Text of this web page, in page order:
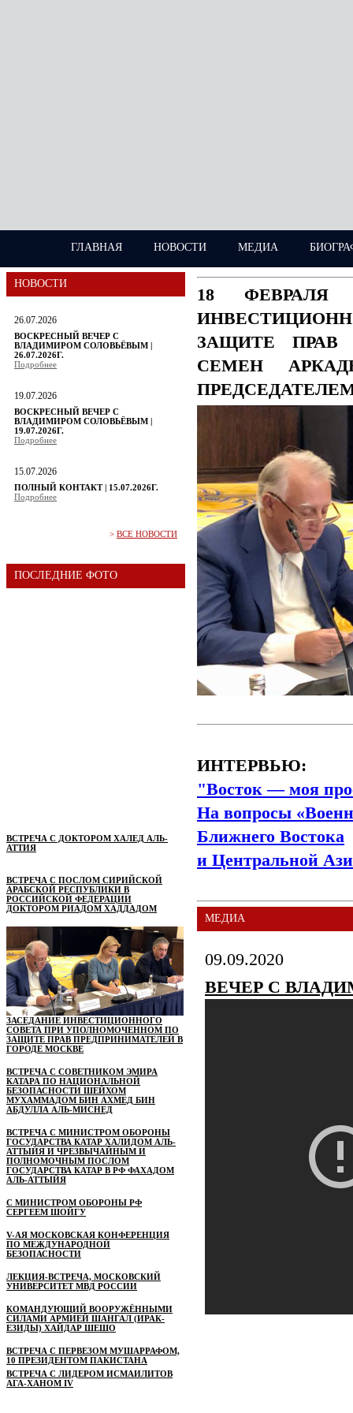
ГЛАВНАЯ НОВОСТИ МЕДИА
НОВОСТИ
26.07.2026
ВОСКРЕСНЫЙ ВЕЧЕР С
ВЛАДИМИРОМ СОЛОВЬЁВЫМ |
26.07.2026Г.
Подробнее
19.07.2026
ВОСКРЕСНЫЙ ВЕЧЕР С
ВЛАДИМИРОМ СОЛОВЬЁВЫМ |
19.07.2026Г.
Подробнее
15.07.2026
ПОЛНЫЙ КОНТАКТ | 15.07.2026Г.
Подробнее
> ВСЕ НОВОСТИ
ПОСЛЕДНИЕ ФОТО
ВСТРЕЧА С ДОКТОРОМ ХАЛЕД АЛЬ-
АТТИЯ
ВСТРЕЧА С ПОСЛОМ СИРИЙСКОЙ
АРАБСКОЙ РЕСПУБЛИКИ В
РОССИЙСКОЙ ФЕДЕРАЦИИ
ДОКТОРОМ РИАДОМ ХАДДАДОМ
ЗАСЕДАНИЕ ИНВЕСТИЦИОННОГО
СОВЕТА ПРИ УПОЛНОМОЧЕННОМ ПО
ЗАЩИТЕ ПРАВ ПРЕДПРИНИМАТЕЛЕЙ В
ГОРОДЕ МОСКВЕ
ВСТРЕЧА С СОВЕТНИКОМ ЭМИРА
КАТАРА ПО НАЦИОНАЛЬНОЙ
БЕЗОПАСНОСТИ ШЕЙХОМ
МУХАММАДОМ БИН АХМЕД БИН
АБДУЛЛА АЛЬ-МИСНЕД
ВСТРЕЧА С МИНИСТРОМ ОБОРОНЫ
ГОСУДАРСТВА КАТАР ХАЛИДОМ АЛЬ-
АТТЫЙЯ И ЧРЕЗВЫЧАЙНЫМ И
ПОЛНОМОЧНЫМ ПОСЛОМ
ГОСУДАРСТВА КАТАР В РФ ФАХАДОМ
АЛЬ-АТТЫЙЯ
С МИНИСТРОМ ОБОРОНЫ РФ
СЕРГЕЕМ ШОЙГУ
V-АЯ МОСКОВСКАЯ КОНФЕРЕНЦИЯ
ПО МЕЖДУНАРОДНОЙ
БЕЗОПАСНОСТИ
ЛЕКЦИЯ-ВСТРЕЧА, МОСКОВСКИЙ
УНИВЕРСИТЕТ МВД РОССИИ
КОМАНДУЮЩИЙ ВООРУЖЁННЫМИ
СИЛАМИ АРМИЕЙ ШАНГАЛ (ИРАК-
ЕЗИДЫ) ХАЙДАР ШЕШО
ВСТРЕЧА С ПЕРВЕЗОМ МУШАРРАФОМ,
10 ПРЕЗИДЕНТОМ ПАКИСТАНА
ВСТРЕЧА С ЛИДЕРОМ ИСМАИЛИТОВ
АГА-ХАНОМ IV
18 ФЕВРАЛЯ
ЗАЩИТЕ ПРАВ
СЕМЕН
ИНТЕРВЬЮ:
"Восток — моя
На вопросы
Ближнего Востока
и Центральной
МЕДИА
09.09.2020
ВЕЧЕР С